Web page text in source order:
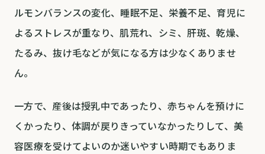
ルモンバランスの変化、睡眠不足、栄養不足、育児に
よるストレスが重なり、肌荒れ、シミ、肝斑、乾燥、
たるみ、抜け毛などが気になる方は少なくありませ
ん。
一方で、産後は授乳中であったり、赤ちゃんを預けに
くかったり、体調が戻りきっていなかったりして、美
容医療を受けてよいのか迷いやすい時期でもありま